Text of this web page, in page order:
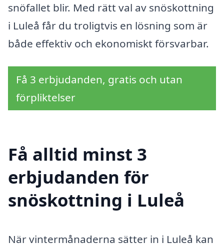
snöfallet blir. Med rätt val av snöskottning
i Luleå får du troligtvis en lösning som är
både effektiv och ekonomiskt försvarbar.
Få 3 erbjudanden, gratis och utan
förpliktelser
Få alltid minst 3
erbjudanden för
snöskottning i Luleå
När vintermånaderna sätter in i Luleå kan